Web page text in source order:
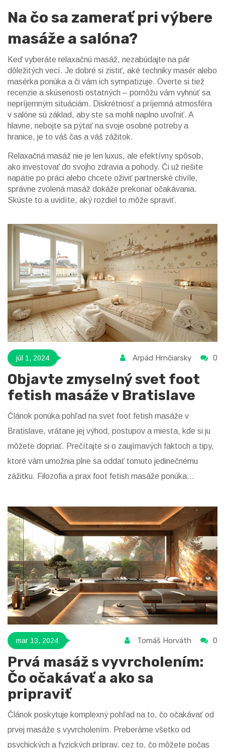
Na čo sa zamerať pri výbere
masáže a salóna?
Keď vyberáte relaxačnú masáž, nezabúdajte na pár
dôležitých vecí. Je dobré si zistiť, aké techniky masér alebo
masérka ponúka a či vám ich sympatizuje. Overte si tiež
recenzie a skúsenosti ostatných – pomôžu vám vyhnúť sa
nepríjemným situáciám. Diskrétnosť a príjemná atmosféra
v salóne sú základ, aby ste sa mohli naplno uvoľniť. A
hlavne, nebojte sa pýtať na svoje osobné potreby a
hranice, je to váš čas a váš zážitok.
Relaxačná masáž nie je len luxus, ale efektívny spôsob,
ako investovať do svojho zdravia a pohody. Či už riešite
napätie po práci alebo chcete oživiť partnerské chvíle,
správne zvolená masáž dokáže prekonať očakávania.
Skúste to a uvidíte, aký rozdiel to môže spraviť.
júl 1, 2024 Arpád Hrnčiarsky 0
Objavte zmyselný svet foot
fetish masáže v Bratislave
Článok ponúka pohľad na svet foot fetish masáže v
Bratislave, vrátane jej výhod, postupov a miesta, kde si ju
môžete dopriať. Prečítajte si o zaujímavých faktoch a tipy,
ktoré vám umožnia plne sa oddať tomuto jedinečnému
zážitku. Filozofia a prax foot fetish masáže ponúka
mar 13, 2024 Tomáš Horváth 0
Prvá masáž s vyvrcholením:
Čo očakávať a ako sa
pripraviť
Článok poskytuje komplexný pohľad na to, čo očakávať od
prvej masáže s vyvrcholením. Preberáme všetko od
psychických a fyzických príprav, cez to, čo môžete počas